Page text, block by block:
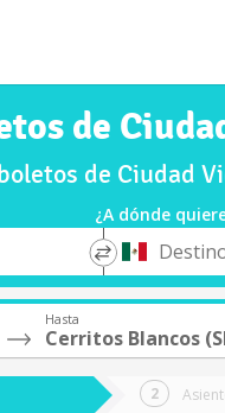
de
de Ciudad
¿A dónde
*
Destino
Hasta
Cerritos Blancos